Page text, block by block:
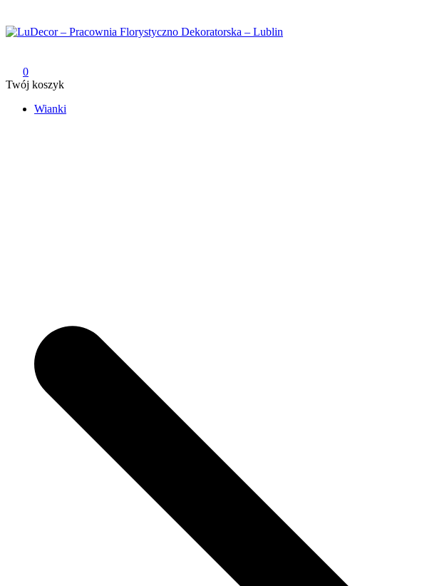
do
treści
0
Twój koszyk
Wianki